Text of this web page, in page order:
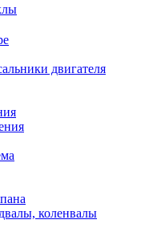
двигателя
коленвалы